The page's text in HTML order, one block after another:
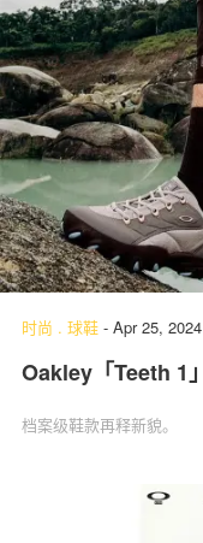
时尚 . 球鞋 - Apr 25, 2024
Oakley「Teeth 1
档案级鞋款再释新貌。